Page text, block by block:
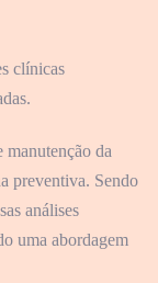
clínicas
manutenção da
preventiva. Sendo
análises
uma abordagem